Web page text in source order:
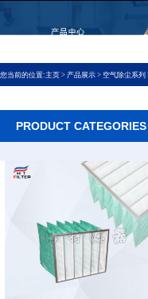
您当前的位置:主页 > 产品展示 > 空气除尘系列
PRODUCT CATEGORIES